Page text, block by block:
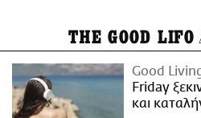
THE GOOD LIFO
Good
Friday
και